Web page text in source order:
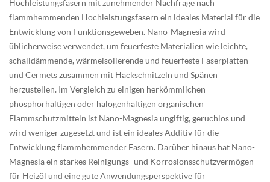
Hochleistungsfasern mit zunehmender Nachfrage nach
flammhemmenden Hochleistungsfasern ein ideales Material für die
Entwicklung von Funktionsgeweben. Nano-Magnesia wird
üblicherweise verwendet, um feuerfeste Materialien wie leichte,
schalldämmende, wärmeisolierende und feuerfeste Faserplatten
und Cermets zusammen mit Hackschnitzeln und Spänen
herzustellen. Im Vergleich zu einigen herkömmlichen
phosphorhaltigen oder halogenhaltigen organischen
Flammschutzmitteln ist Nano-Magnesia ungiftig, geruchlos und
wird weniger zugesetzt und ist ein ideales Additiv für die
Entwicklung flammhemmender Fasern. Darüber hinaus hat Nano-
Magnesia ein starkes Reinigungs- und Korrosionsschutzvermögen
für Heizöl und eine gute Anwendungsperspektive für